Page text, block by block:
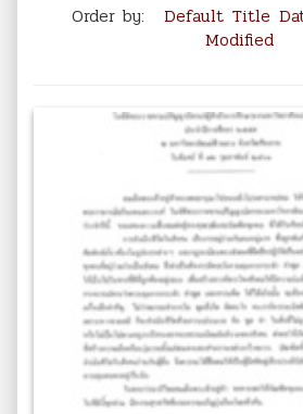
Order by: Default Title
Modified